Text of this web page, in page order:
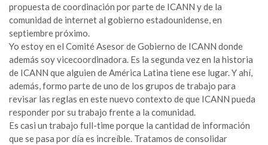
propuesta de coordinación por parte de ICANN y de la
comunidad de internet al gobierno estadounidense, en
septiembre próximo.
Yo estoy en el Comité Asesor de Gobierno de ICANN donde
además soy vicecoordinadora. Es la segunda vez en la historia
de ICANN que alguien de América Latina tiene ese lugar. Y ahí,
además, formo parte de uno de los grupos de trabajo para
revisar las reglas en este nuevo contexto de que ICANN pueda
responder por su trabajo frente a la comunidad.
Es casi un trabajo full-time porque la cantidad de información
que se pasa por día es increíble. Tratamos de consolidar